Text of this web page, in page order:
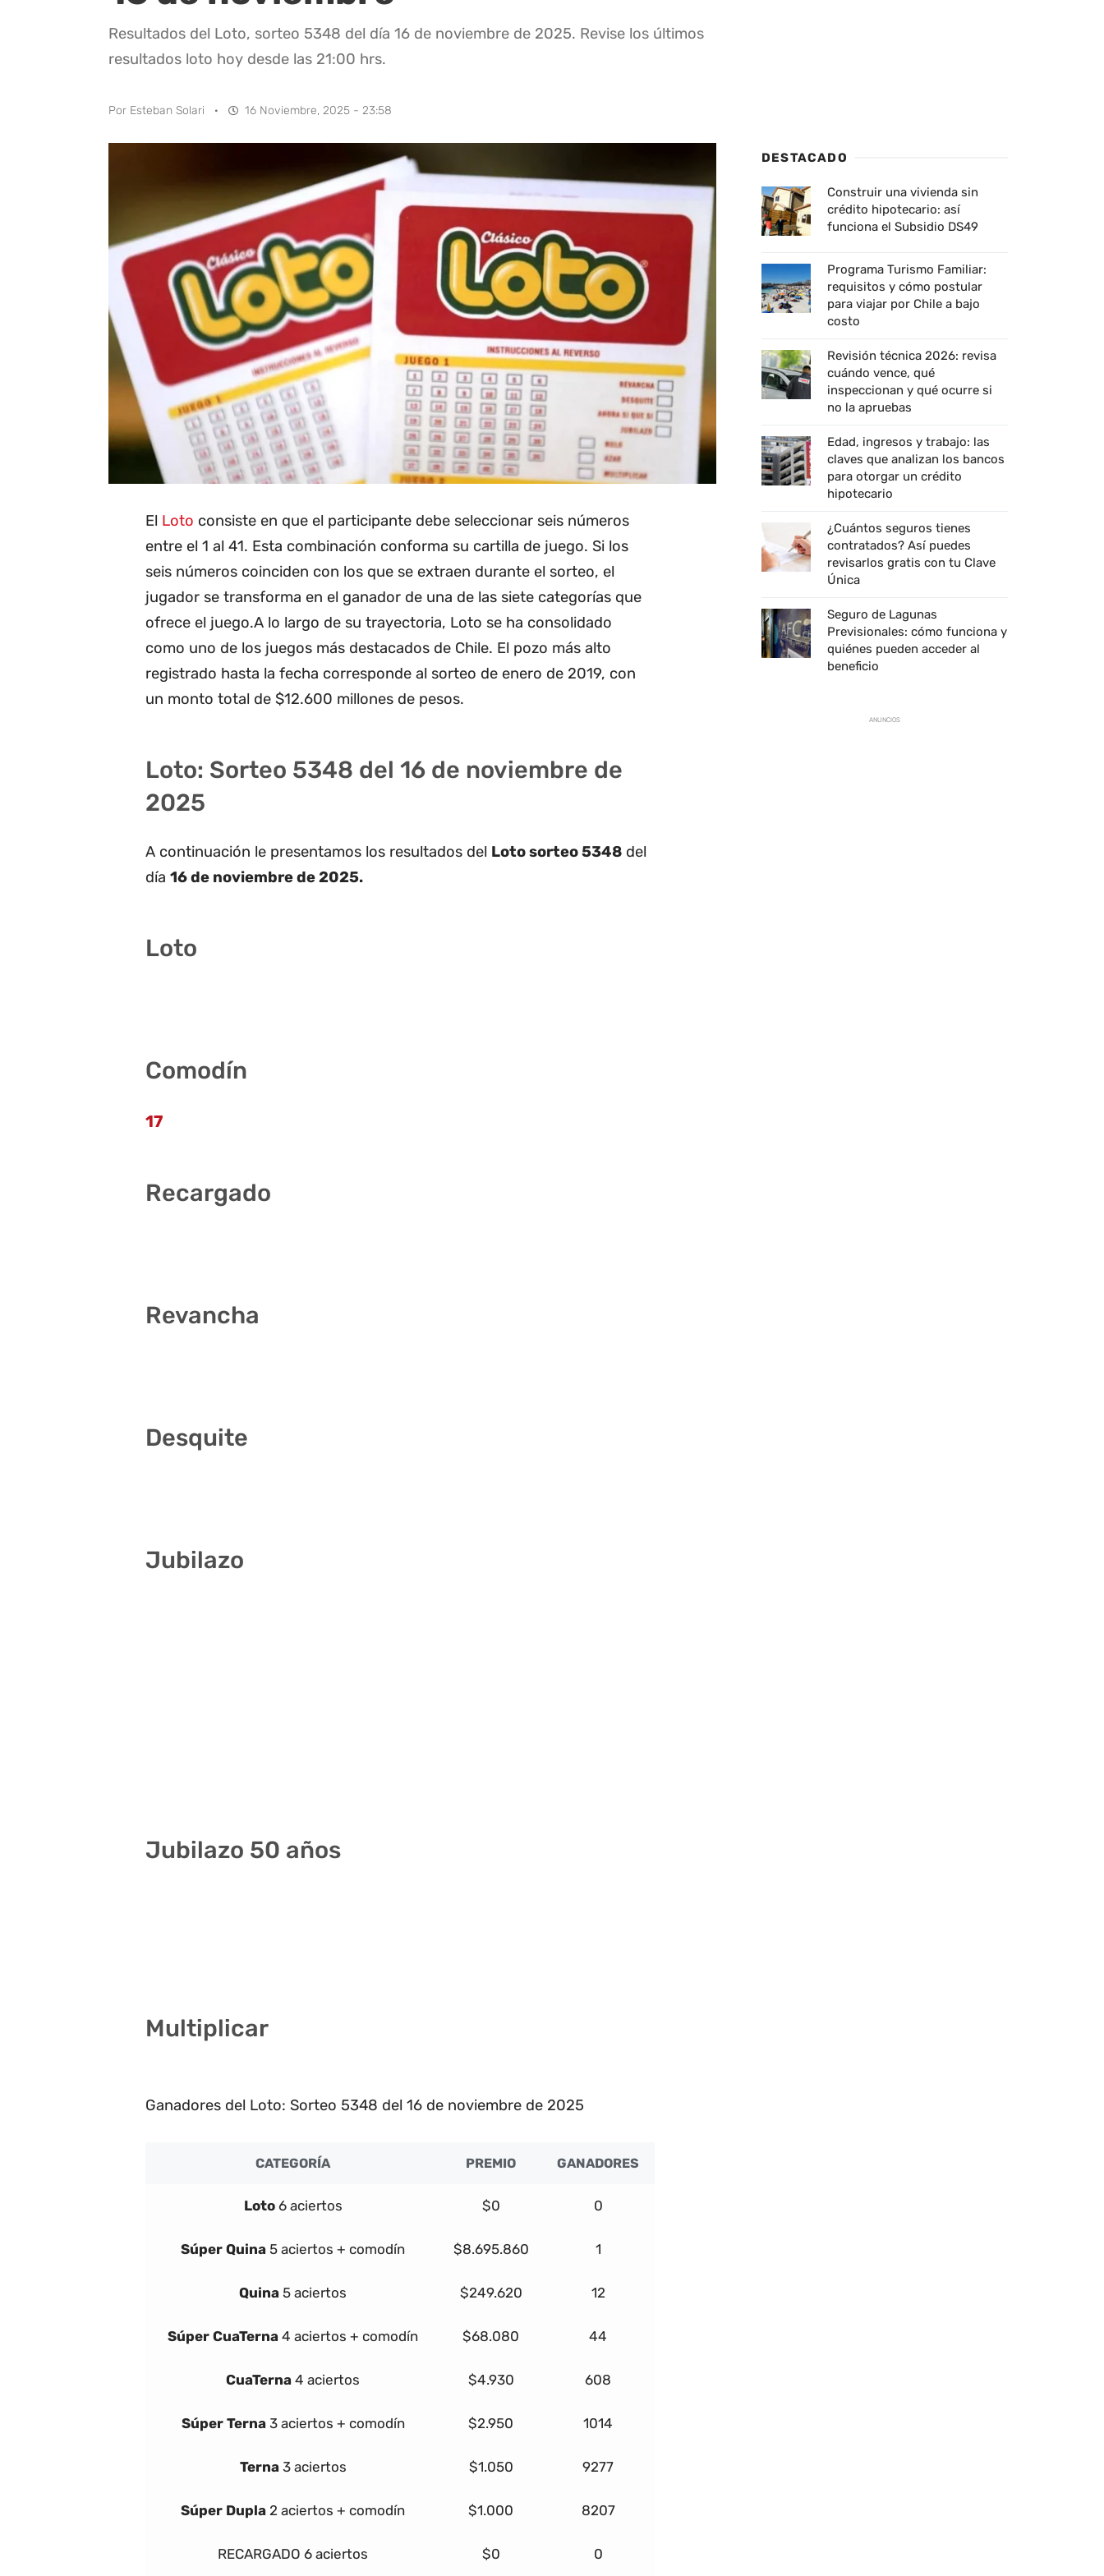
Resultados del Loto, sorteo 5348 del día 16 de noviembre de 2025. Revise los últimos
resultados loto hoy desde las 21:00 hrs.
Por Esteban Solari · 16 Noviembre, 2025 - 23:58
El Loto consiste en que el participante debe seleccionar seis números
entre el 1 al 41. Esta combinación conforma su cartilla de juego. Si los
seis números coinciden con los que se extraen durante el sorteo, el
jugador se transforma en el ganador de una de las siete categorías que
ofrece el juego.A lo largo de su trayectoria, Loto se ha consolidado
como uno de los juegos más destacados de Chile. El pozo más alto
registrado hasta la fecha corresponde al sorteo de enero de 2019, con
un monto total de $12.600 millones de pesos.
Loto: Sorteo 5348 del 16 de noviembre de
2025
A continuación le presentamos los resultados del Loto sorteo 5348 del
día 16 de noviembre de 2025.
Loto
Comodín
17
Recargado
Revancha
Desquite
Jubilazo
Jubilazo 50 años
Multiplicar
Ganadores del Loto: Sorteo 5348 del 16 de noviembre de 2025
CATEGORÍA PREMIO GANADORES
Loto 6 aciertos $0 0
Súper Quina 5 aciertos + comodín $8.695.860 1
Quina 5 aciertos $249.620 12
Súper CuaTerna 4 aciertos + comodín $68.080 44
CuaTerna 4 aciertos $4.930 608
Súper Terna 3 aciertos + comodín $2.950 1014
Terna 3 aciertos $1.050 9277
Súper Dupla 2 aciertos + comodín $1.000 8207
RECARGADO 6 aciertos $0 0
DESTACADO
Construir una vivienda sin
crédito hipotecario: así
funciona el Subsidio DS49
Programa Turismo Familiar:
requisitos y cómo postular
para viajar por Chile a bajo
costo
Revisión técnica 2026: revisa
cuándo vence, qué
inspeccionan y qué ocurre si
no la apruebas
Edad, ingresos y trabajo: las
claves que analizan los bancos
para otorgar un crédito
hipotecario
¿Cuántos seguros tienes
contratados? Así puedes
revisarlos gratis con tu Clave
Única
Seguro de Lagunas
Previsionales: cómo funciona y
quiénes pueden acceder al
beneficio
ANUNCIOS